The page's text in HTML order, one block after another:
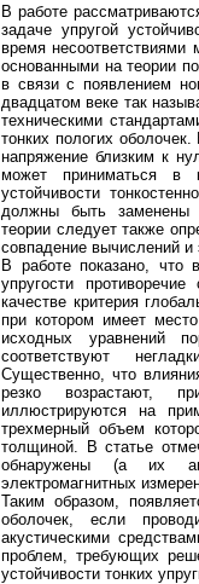
В работе
задаче упругой
время
основанными на теории
в связи с появлением
двадцатом веке так
техническими
тонких пологих
напряжение близким к
может приниматься в
устойчивости
должны быть заменены
теории следует также
совпадение вычислений и
В работе показано, что
упругости
качестве критерия
при котором имеет
исходных уравнений
соответствуют
Существенно, что
резко возрастают,
иллюстрируются на
трехмерный объем
толщиной. В статье
обнаружены (а их
электромагнитных
Таким образом,
оболочек, если
акустическими
проблем, требующих
устойчивости тонких